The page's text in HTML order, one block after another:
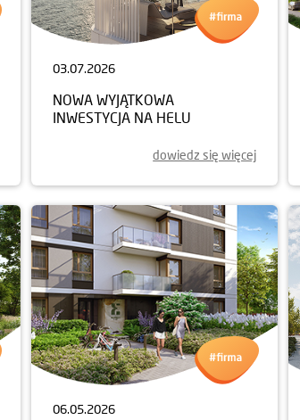
03.07.2026
NOWA WYJĄTKOWA
INWESTYCJA NA HELU
dowiedz się więcej
06.05.2026